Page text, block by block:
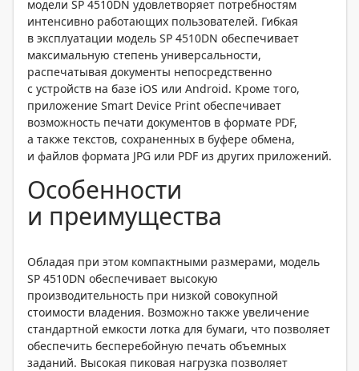
модели SP 4510DN удовлетворяет потребностям
интенсивно работающих пользователей. Гибкая
в эксплуатации модель SP 4510DN обеспечивает
максимальную степень универсальности,
распечатывая документы непосредственно
с устройств на базе iOS или Android. Кроме того,
приложение Smart Device Print обеспечивает
возможность печати документов в формате PDF,
а также текстов, сохраненных в буфере обмена,
и файлов формата JPG или PDF из других приложений.
Особенности
и преимущества
Обладая при этом компактными размерами, модель
SP 4510DN обеспечивает высокую
производительность при низкой совокупной
стоимости владения. Возможно также увеличение
стандартной емкости лотка для бумаги, что позволяет
обеспечить бесперебойную печать объемных
заданий. Высокая пиковая нагрузка позволяет